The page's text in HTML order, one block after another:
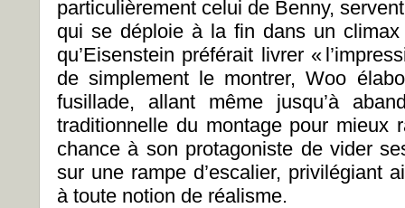
particulièrement celui de Benny,
qui se déploie à la fin dans un
qu’Eisenstein préférait livrer «
de simplement le montrer, Woo
fusillade, allant même jusqu’à
traditionnelle du montage pour mieux
chance à son protagoniste de vider
sur une rampe d’escalier, privilégiant
à toute notion de réalisme.